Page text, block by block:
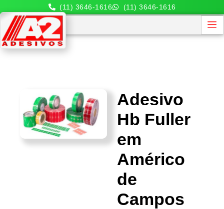
(11) 3646-1616 (11) 3646-1616
Adesivo
Hb Fuller
em
Américo
de
Campos